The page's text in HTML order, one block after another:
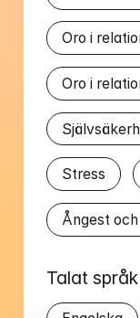
Oro i
Oro i
Stress
Ångest
Talat språk